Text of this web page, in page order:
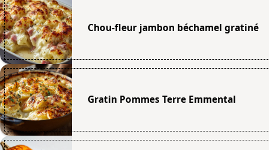
Chou-fleur jambon béchamel gratiné
Gratin Pommes Terre Emmental